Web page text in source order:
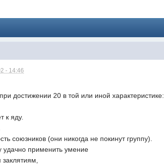
- 14:46
достижении 20 в той или иной характеристике:
к яду.
союзников (они никогда не покинут группу).
удачно применить умение